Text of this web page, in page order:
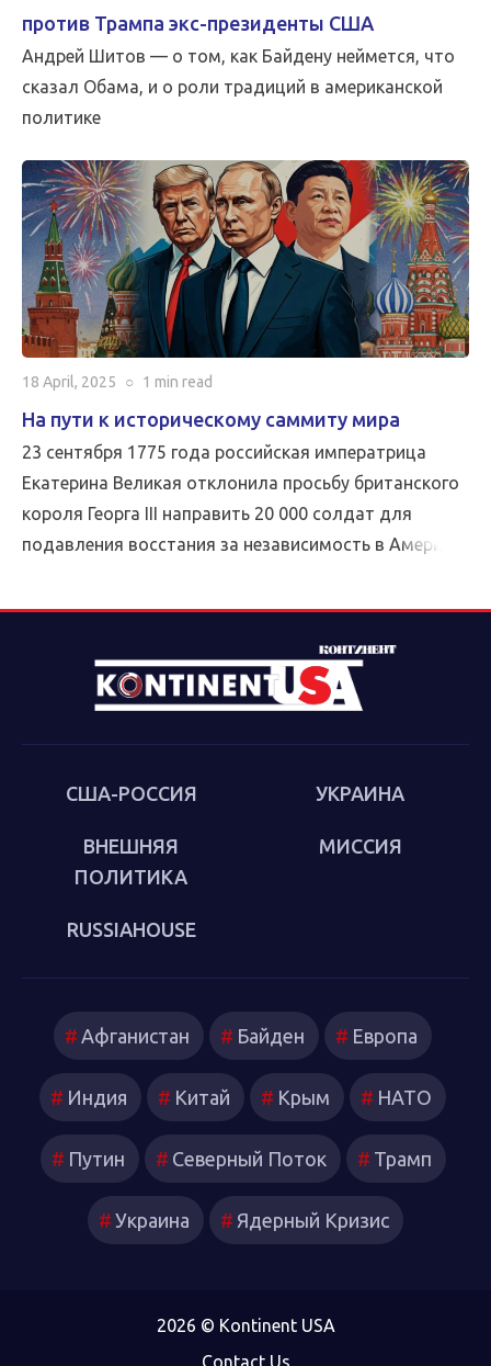
против Трампа экс-президенты США
Андрей Шитов — о том, как Байдену неймется, что
сказал Обама, и о роли традиций в американской
политике
18 April, 2025 ○ 1 min read
На пути к историческому саммиту мира
23 сентября 1775 года российская императрица
Екатерина Великая отклонила просьбу британского
короля Георга III направить 20 000 солдат для
подавления восстания за независимость в Америке.
американцев, решительно препятствуя усилиям
почти три столетия после исторического решения
Екатерины Великой настало время для США вернуть
США-РОССИЯ УКРАИНА
ВНЕШНЯЯ
ПОЛИТИКА
МИССИЯ
RUSSIAHOUSE
Афганистан Байден Европа
Индия Китай Крым НАТО
Путин Северный Поток Трамп
Украина Ядерный Кризис
2026 © Kontinent USA
Contact Us